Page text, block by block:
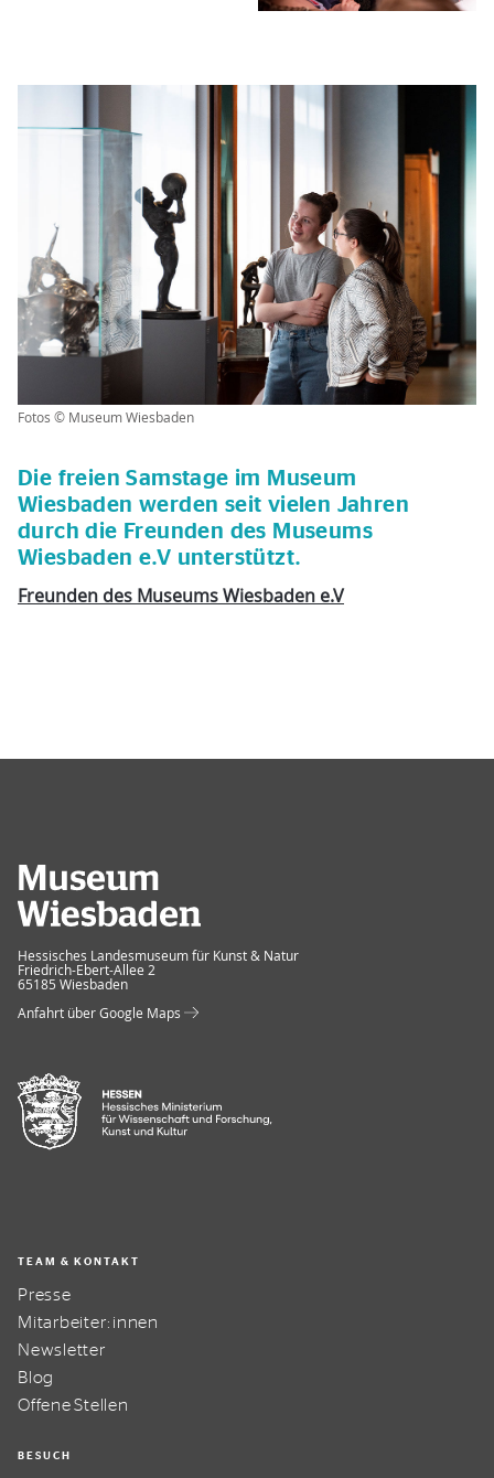
Fotos © Museum Wiesbaden
Die freien Samstage im Museum
Wiesbaden werden seit vielen Jahren
durch die Freunden des Museums
Wiesbaden e.V unterstützt.
Freunden des Museums Wiesbaden e.V
Museum Wiesbaden
Hessisches Landesmuseum für Kunst & Natur
Friedrich-Ebert-Allee 2
65185 Wiesbaden
Anfahrt über Google Maps
TEAM & KONTAKT
Presse
Mitarbeiter:innen
Newsletter
Blog
Offene Stellen
BESUCH